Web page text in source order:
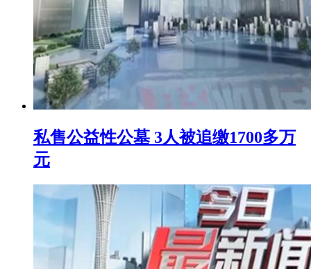
私售公益性公墓 3人被追缴1700多万
元